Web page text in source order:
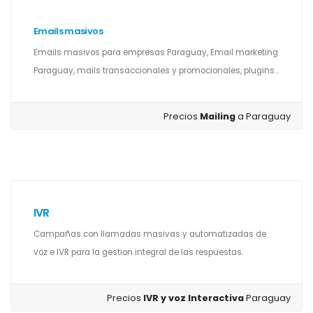
Emails masivos
Emails masivos para empresas Paraguay, Email marketing
Paraguay, mails transaccionales y promocionales, plugins...
Precios Mailinga Paraguay
IVR
Campañas con llamadas masivas y automatizadas de
voz e IVR para la gestion integral de las respuestas.
Precios IVR y voz InteractivaParaguay